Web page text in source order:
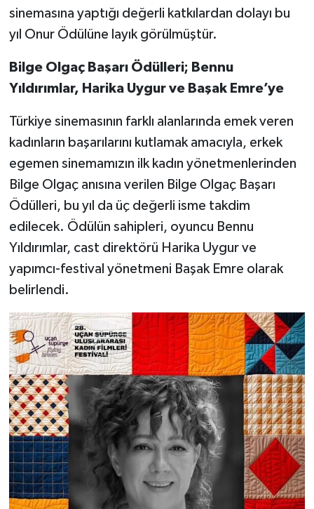
sinemasına yaptığı değerli katkılardan dolayı bu
yıl Onur Ödülüne layık görülmüştür.
Bilge Olgaç Başarı Ödülleri; Bennu
Yıldırımlar, Harika Uygur ve Başak Emre’ye
Türkiye sinemasının farklı alanlarında emek veren
kadınların başarılarını kutlamak amacıyla, erkek
egemen sinemamızın ilk kadın yönetmenlerinden
Bilge Olgaç anısına verilen Bilge Olgaç Başarı
Ödülleri, bu yıl da üç değerli isme takdim
edilecek. Ödülün sahipleri, oyuncu Bennu
Yıldırımlar, cast direktörü Harika Uygur ve
yapımcı-festival yönetmeni Başak Emre olarak
belirlendi.